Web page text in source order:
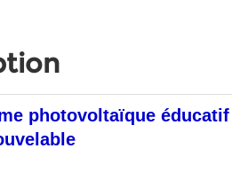
photovoltaïque